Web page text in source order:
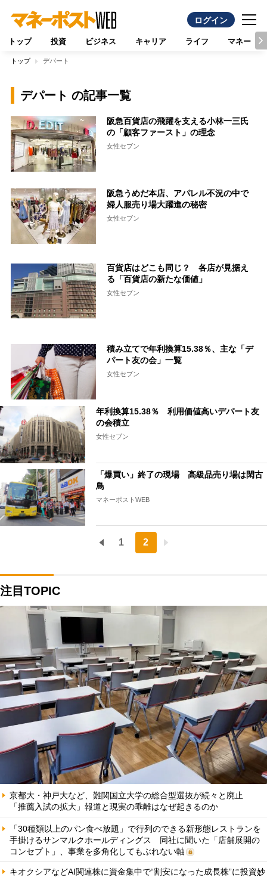
ログイン
トップ 投資 ビジネス キャリア ライフ マネー
トップ デパート
デパート の記事一覧
阪急百貨店の飛躍を支える小林一三氏
の「顧客ファースト」の理念
女性セブン
阪急うめだ本店、アパレル不況の中で
婦人服売り場大躍進の秘密
女性セブン
百貨店はどこも同じ？ 各店が見据え
る「百貨店の新たな価値」
女性セブン
積み立てで年利換算15.38％、主な「デ
パート友の会」一覧
女性セブン
年利換算15.38％ 利用価値高いデパート友
の会積立
女性セブン
「爆買い」終了の現場 高級品売り場は閑古
鳥
マネーポストWEB
1 2
注目TOPIC
京都大・神戸大など、難関国立大学の総合型選抜が続々と廃止
「推薦入試の拡大」報道と現実の乖離はなぜ起きるのか
「30種類以上のパン食べ放題」で行列のできる新形態レストランを
手掛けるサンマルクホールディングス 同社に聞いた「店舗展開の
コンセプト」、事業を多角化してもぶれない軸
キオクシアなどAI関連株に資金集中で“割安になった成長株”に投資妙